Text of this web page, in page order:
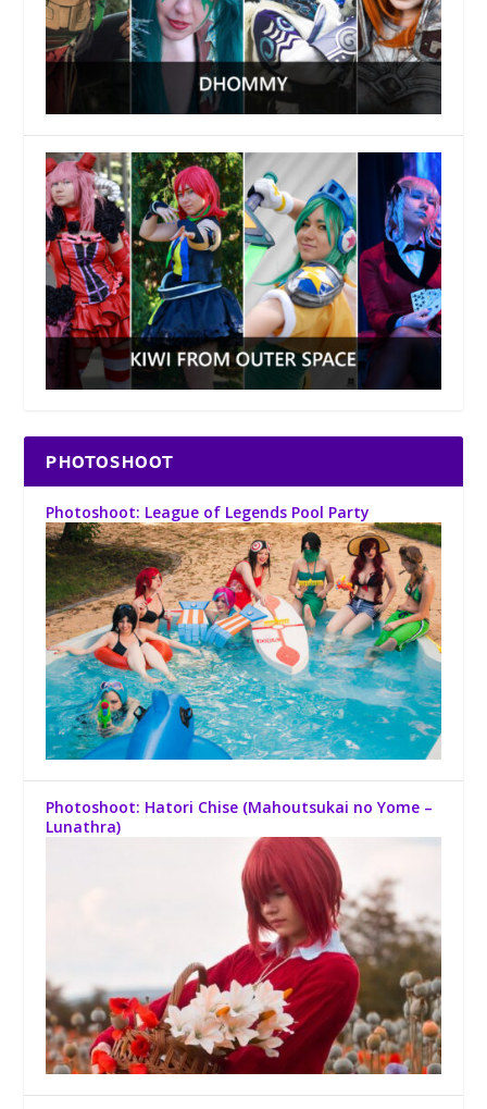
PHOTOSHOOT
Photoshoot: League of Legends Pool Party
Photoshoot: Hatori Chise (Mahoutsukai no Yome –
Lunathra)